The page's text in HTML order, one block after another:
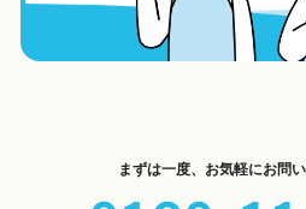
まずは一度、お気軽にお問